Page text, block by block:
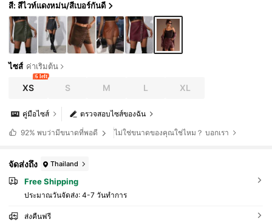
สี: สีไวท์แดงหม่น/สีเบอร์กันดี
ไซส์ ค่าเริ่มต้น
XS
6 left
S M L XL
ตรวจสอบไซส์ของฉัน
คู่มือไซส์
92% พบว่ามีขนาดที่พอดี ไม่ใช่ขนาดของคุณใช่ไหม？ บอกเรา
จัดส่งถึง Thailand
Free Shipping
ประมาณวันจัดส่ง: 4-7 วันทำการ
ส่งคืนฟรี